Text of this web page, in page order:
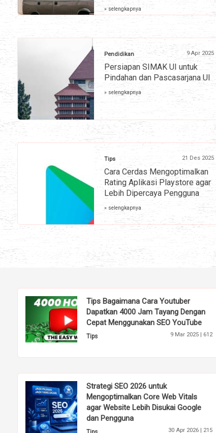
» selengkapnya
Pendidikan 9 Apr 2025
Persiapan SIMAK UI untuk
Pindahan dan Pascasarjana UI
» selengkapnya
Tips 21 Des 2025
Cara Cerdas Mengoptimalkan
Rating Aplikasi Playstore agar
Lebih Dipercaya Pengguna
» selengkapnya
Tips Bagaimana Cara Youtuber
Dapatkan 4000 Jam Tayang Dengan
Cepat Menggunakan SEO YouTube
Tips 9 Mar 2025 | 612
Strategi SEO 2026 untuk
Mengoptimalkan Core Web Vitals
agar Website Lebih Disukai Google
dan Pengguna
30 Apr 2026 | 215